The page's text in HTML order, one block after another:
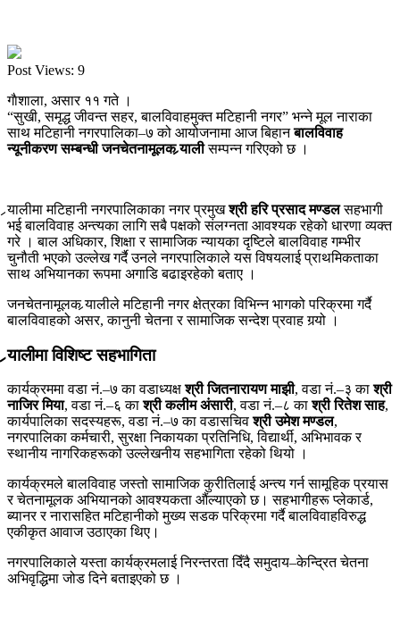
Post Views: 9
गाैशाला, असार ११ गते ।
“सुखी, समृद्ध जीवन्त सहर, बालविवाहमुक्त मटिहानी नगर” भन्ने मूल नाराका
साथ मटिहानी नगरपालिका–७ को आयोजनामा आज बिहानबालविवाह
न्यूनीकरण सम्बन्धी जनचेतनामूलक र्‍यालीसम्पन्न गरिएको छ ।
र्‍यालीमा मटिहानी नगरपालिकाका नगर प्रमुखश्री हरि प्रसाद मण्डलसहभागी
भई बालविवाह अन्त्यका लागि सबै पक्षको संलग्नता आवश्यक रहेको धारणा व्यक्त
गरे । बाल अधिकार, शिक्षा र सामाजिक न्यायका दृष्टिले बालविवाह गम्भीर
चुनौती भएको उल्लेख गर्दै उनले नगरपालिकाले यस विषयलाई प्राथमिकताका
साथ अभियानका रूपमा अगाडि बढाइरहेको बताए ।
जनचेतनामूलक र्‍यालीले मटिहानी नगर क्षेत्रका विभिन्न भागको परिक्रमा गर्दै
बालविवाहको असर, कानुनी चेतना र सामाजिक सन्देश प्रवाह गर्‍यो ।
र्‍यालीमा विशिष्ट सहभागिता
कार्यक्रममा वडा नं.–७ का वडाध्यक्षश्री जितनारायण माझी, वडा नं.–३ काश्री
नाजिर मिया, वडा नं.–६ काश्री कलीम अंसारी, वडा नं.–८ काश्री रितेश साह,
कार्यपालिका सदस्यहरू, वडा नं.–७ का वडासचिवश्री उमेश मण्डल,
नगरपालिका कर्मचारी, सुरक्षा निकायका प्रतिनिधि, विद्यार्थी, अभिभावक र
स्थानीय नागरिकहरूको उल्लेखनीय सहभागिता रहेको थियो ।
कार्यक्रमले बालविवाह जस्तो सामाजिक कुरीतिलाई अन्त्य गर्न सामूहिक प्रयास
र चेतनामूलक अभियानको आवश्यकता औंल्याएको छ। सहभागीहरू प्लेकार्ड,
ब्यानर र नारासहित मटिहानीको मुख्य सडक परिक्रमा गर्दै बालविवाहविरुद्ध
एकीकृत आवाज उठाएका थिए।
नगरपालिकाले यस्ता कार्यक्रमलाई निरन्तरता दिँदै समुदाय–केन्द्रित चेतना
अभिवृद्धिमा जोड दिने बताइएको छ ।